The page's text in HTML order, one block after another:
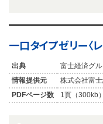
一口タイプゼリー〈
出典
富士経済グ
情報提供元
株式会社富
PDFページ数
1頁（300kb）